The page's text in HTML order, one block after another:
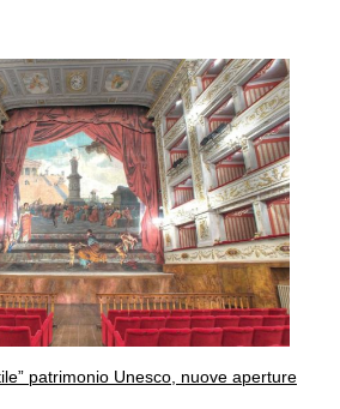
patrimonio Unesco, nuove aperture